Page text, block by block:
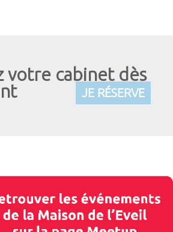
votre cabinet dès
JE RÉSERVE